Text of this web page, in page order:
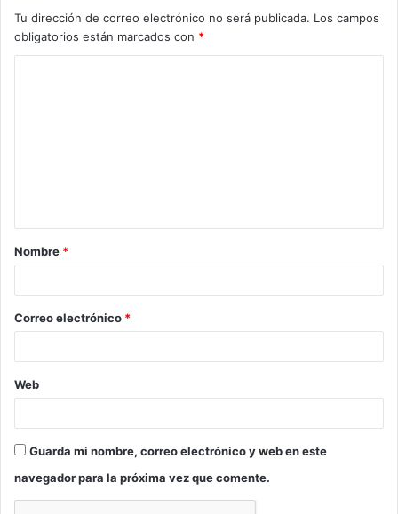
Tu dirección de correo electrónico no será publicada. Los campos
obligatorios están marcados con *
a
r
*
Nombre *
Correo electrónico *
Web
Guarda mi nombre, correo electrónico y web en este
navegador para la próxima vez que comente.